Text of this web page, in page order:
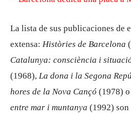
La lista de sus publicaciones de
extensa: Històries de Barcelona
Catalunya: consciència i
(1968), La dona i la Segona
hores de la Nova Cançó (1978)
entre mar i muntanya (1992) son